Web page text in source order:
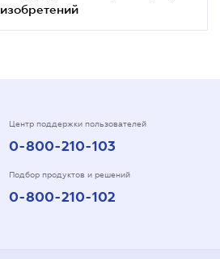
изобретений
Центр поддержки пользователей
0-800-210-103
Подбор продуктов и решений
0-800-210-102